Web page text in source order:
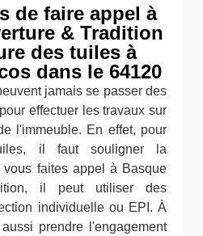
de faire appel à
& Tradition
des tuiles à
dans le 64120
jamais se passer des
effectuer les travaux sur
l'immeuble. En effet, pour
il faut souligner la
faites appel à Basque
il peut utiliser des
individuelle ou EPI. À
prendre l'engagement